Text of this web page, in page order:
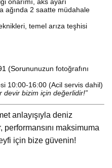
ağında 2 saatte müdahale
temel arıza teşhisi
(Sorununuzun fotoğrafını
10:00-16:00 (Acil servis dahil)
devir bizim için değerlidir!”
anlayışıyla deniz
performansını maksimuma
için bize güvenin!